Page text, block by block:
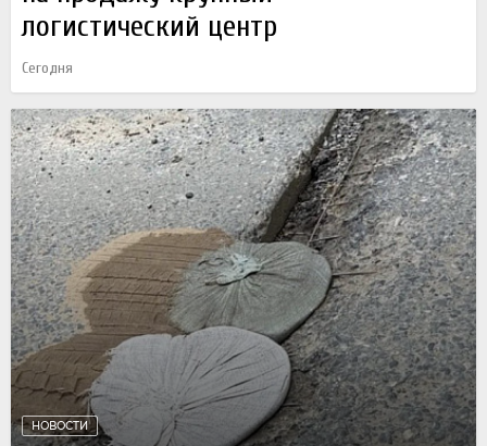
логистический центр
Сегодня
НОВОСТИ